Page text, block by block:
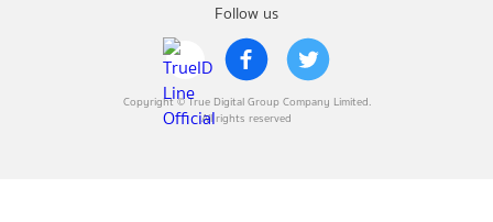
Follow us
Copyright © True Digital Group Company Limited.
All rights reserved